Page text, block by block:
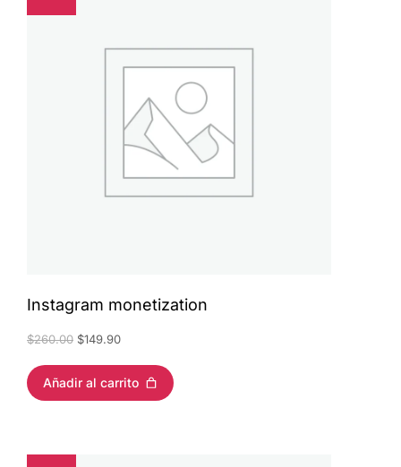
Instagram monetization
$260.00 $149.90
Añadir al carrito